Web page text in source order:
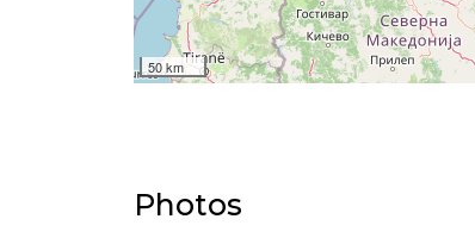
50 km
Photos